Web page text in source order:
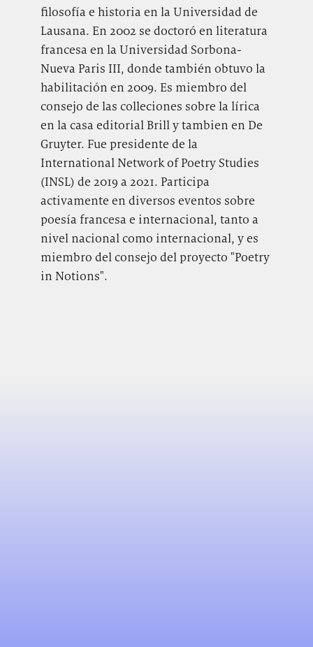
filosofía e historia en la Universidad de
Lausana. En 2002 se doctoró en literatura
francesa en la Universidad Sorbona-
Nueva Paris III, donde también obtuvo la
habilitación en 2009. Es miembro del
consejo de las colleciones sobre la lírica
en la casa editorial Brill y tambien en De
Gruyter. Fue presidente de la
International Network of Poetry Studies
(INSL) de 2019 a 2021. Participa
activamente en diversos eventos sobre
poesía francesa e internacional, tanto a
nivel nacional como internacional, y es
miembro del consejo del proyecto "Poetry
in Notions".